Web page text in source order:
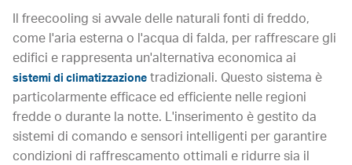
Il freecooling si avvale delle naturali fonti di freddo,
come l'aria esterna o l'acqua di falda, per raffrescare gli
edifici e rappresenta un'alternativa economica ai
sistemi di climatizzazione tradizionali. Questo sistema è
particolarmente efficace ed efficiente nelle regioni
fredde o durante la notte. L'inserimento è gestito da
sistemi di comando e sensori intelligenti per garantire
condizioni di raffrescamento ottimali e ridurre sia il